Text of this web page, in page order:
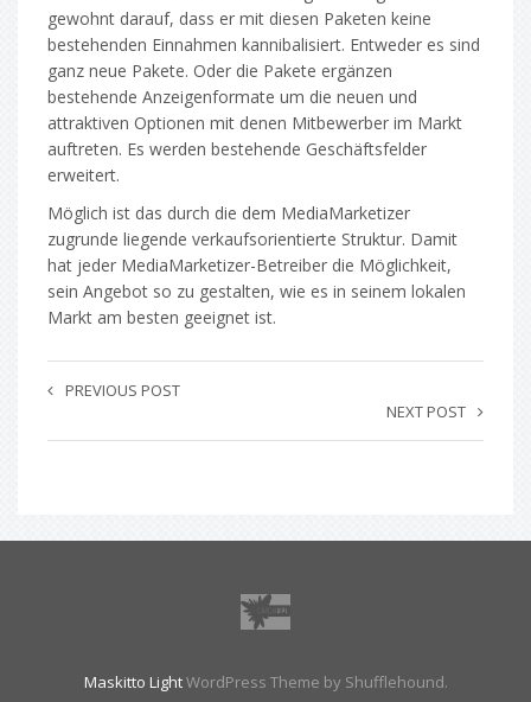
gewohnt darauf, dass er mit diesen Paketen keine
bestehenden Einnahmen kannibalisiert. Entweder es sind
ganz neue Pakete. Oder die Pakete ergänzen
bestehende Anzeigenformate um die neuen und
attraktiven Optionen mit denen Mitbewerber im Markt
auftreten. Es werden bestehende Geschäftsfelder
erweitert.
Möglich ist das durch die dem MediaMarketizer
zugrunde liegende verkaufsorientierte Struktur. Damit
hat jeder MediaMarketizer-Betreiber die Möglichkeit,
sein Angebot so zu gestalten, wie es in seinem lokalen
Markt am besten geeignet ist.
PREVIOUS POST
NEXT POST
Maskitto LightWordPress Theme by Shufflehound.